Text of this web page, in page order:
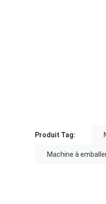
Produit Tag:
Machine à